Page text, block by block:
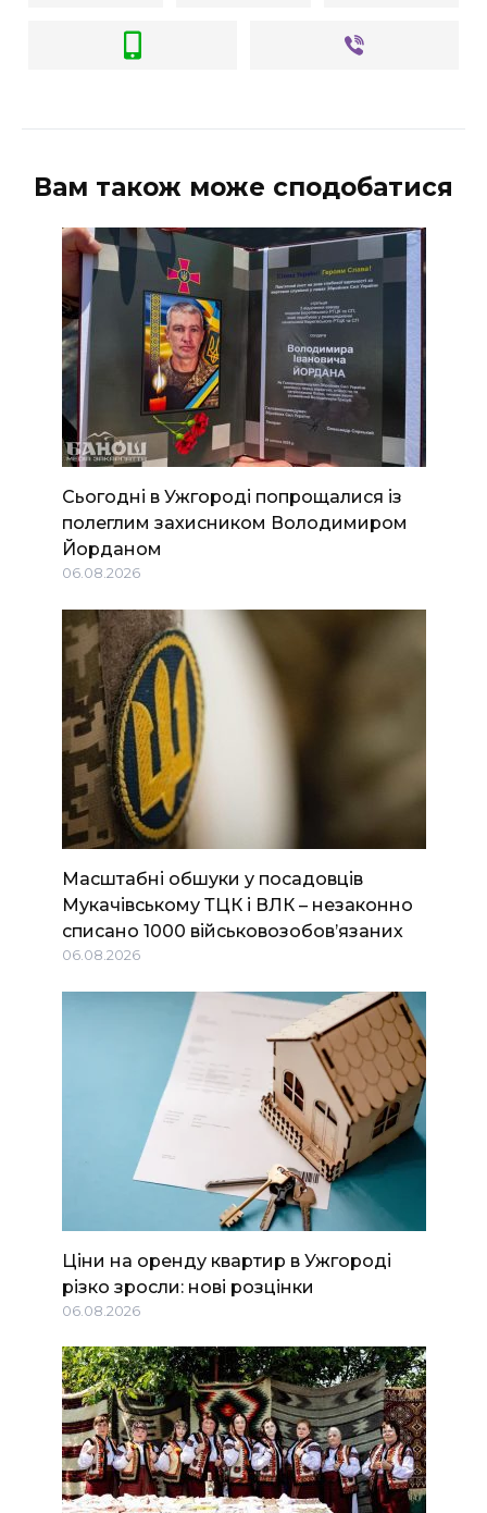
Вам також може сподобатися
Сьогодні в Ужгороді попрощалися із
полеглим захисником Володимиром
Йорданом
06.08.2026
Масштабні обшуки у посадовців
Мукачівському ТЦК і ВЛК – незаконно
списано 1000 військовозобов’язаних
06.08.2026
Ціни на оренду квартир в Ужгороді
різко зросли: нові розцінки
06.08.2026